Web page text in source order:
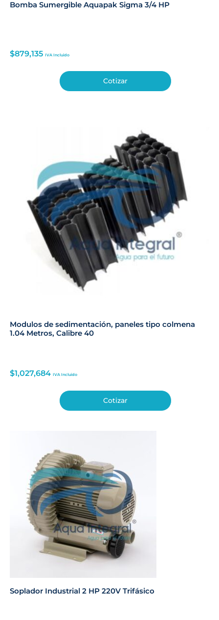
Bomba Sumergible Aquapak Sigma 3/4 HP
$879,135 IVA Incluido
Cotizar
Modulos de sedimentación, paneles tipo colmena
1.04 Metros, Calibre 40
$1,027,684 IVA Incluido
Cotizar
Soplador Industrial 2 HP 220V Trifásico